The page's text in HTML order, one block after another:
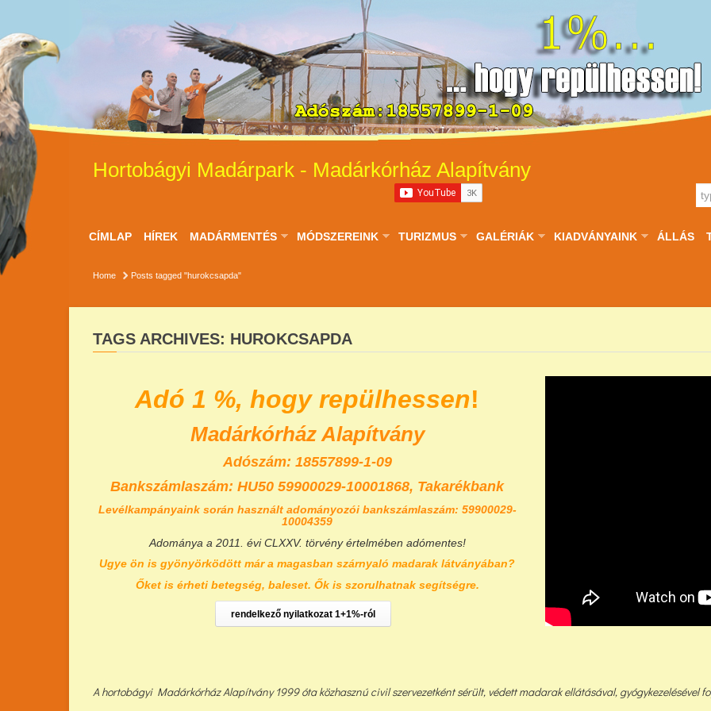
Hortobágyi Madárpark - Madárkórház Alapítvány
CÍMLAP HÍREK MADÁRMENTÉS MÓDSZEREINK TURIZMUS GALÉRIÁK KIADVÁNYAINK ÁLLÁS
Home Posts tagged "hurokcsapda"
TAGS ARCHIVES: HUROKCSAPDA
Adó 1 %, hogy repülhessen!
Madárkórház Alapítvány
Adószám: 18557899-1-09
Bankszámlaszám: HU50 59900029-10001868, Takarékbank
Levélkampányaink során használt adományozói bankszámlaszám: 59900029-
10004359
Adománya a 2011. évi CLXXV. törvény értelmében adómentes!
Ugye ön is gyönyörködött már a magasban szárnyaló madarak látványában?
Őket is érheti betegség, baleset. Ők is szorulhatnak segítségre.
rendelkező nyilatkozat 1+1%-ról
A hortobágyi Madárkórház Alapítvány 1999 óta közhasznú civil szervezetként sérült, védett madarak ellátásával, gyógykezelésével